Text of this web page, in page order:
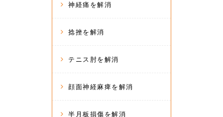
神経痛を解消
捻挫を解消
テニス肘を解消
顔面神経麻痺を解消
半月板損傷を解消